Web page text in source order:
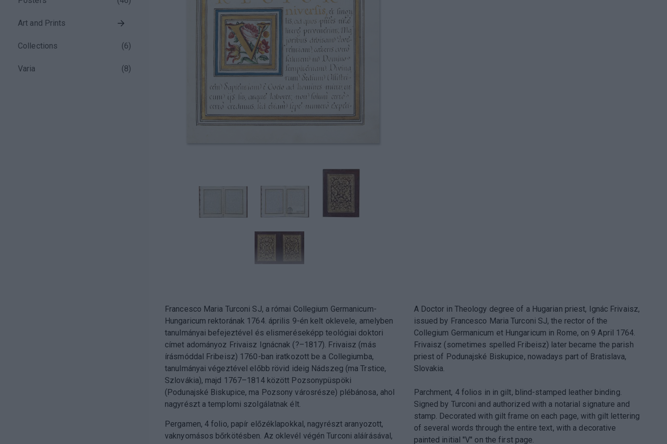
Art and Prints
Collections (6)
Varia (8)
Francesco Maria Turconi SJ, a római Collegium Germanicum-
Hungaricum rektorának 1764. április 9-én kelt oklevele, amelyben
tanulmányai befejeztével és elismeréseképp teológiai doktori
címet adományoz Frivaisz Ignácnak (?–1817). Frivaisz (más
írásmóddal Fribeisz) 1760-ban iratkozott be a Collegiumba,
tanulmányai végeztével előbb rövid ideig Nádszeg (ma Trstice,
Szlovákia), majd 1767–1814 között Pozsonypüspöki
(Podunajské Biskupice, ma Pozsony városrésze) plébánosa, ahol
nagyrészt a templomi szolgálatnak élt.
Pergamen, 4 folio, papír előzéklapokkal, nagyrészt aranyozott,
vaknyomásos bőrkötésben. Az oklevél végén Turconi aláírásával,
A Doctor in Theology degree of a Hugarian priest, Ignác Frivaisz,
issued by Francesco Maria Turconi SJ, the rector of the
Collegium Germanicum et Hungaricum in Rome, on 9 April 1764.
Frivaisz (sometimes spelled Fribeisz) later became the parish
priest of Podunajské Biskupice, nowadays part of Bratislava,
Slovakia.
Parchment, 4 folios in in gilt, blind-stamped leather binding.
Signed by Turconi and authorized with a notarial signature and
stamp. Decorated with gilt frame on each page, with gilt lettering
of several words through the entire text, with a decorative
painted initial "V" on the first page.